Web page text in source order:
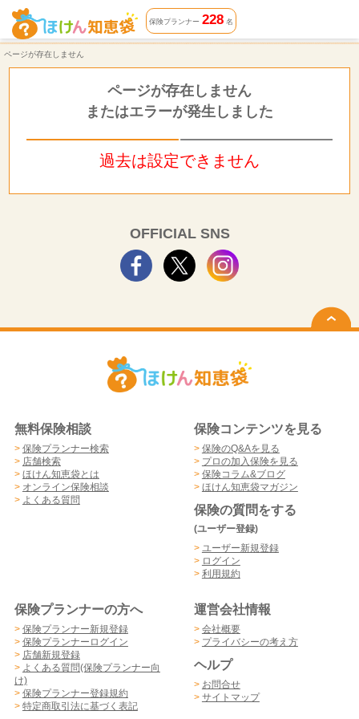
ページが存在しません | ほけん知恵袋
保険プランナー 228名
ページが存在しません
ページが存在しません
またはエラーが発生しました
過去は設定できません
OFFICIAL SNS
無料保険相談
> 保険プランナー検索
> 店舗検索
> ほけん知恵袋とは
> オンライン保険相談
> よくある質問
保険コンテンツを見る
> 保険のQ&Aを見る
> プロの加入保険を見る
> 保険コラム&ブログ
> ほけん知恵袋マガジン
保険の質問をする
(ユーザー登録)
> ユーザー新規登録
> ログイン
> 利用規約
保険プランナーの方へ
> 保険プランナー新規登録
> 保険プランナーログイン
> 店舗新規登録
> よくある質問(保険プランナー向
け)
> 保険プランナー登録規約
> 特定商取引法に基づく表記
運営会社情報
> 会社概要
> プライバシーの考え方
ヘルプ
> お問合せ
> サイトマップ